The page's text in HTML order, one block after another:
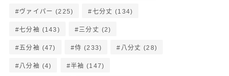
ヴァイパー (225) 七分丈 (134)
七分袖 (143) 三分丈 (2)
五分袖 (47) 侍 (233) 八分丈 (28)
八分袖 (4) 半袖 (147)